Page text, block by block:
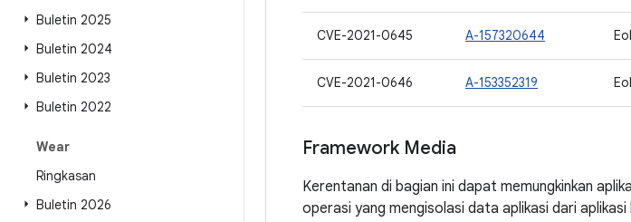
Buletin 2025
Buletin 2024
Buletin 2023
Buletin 2022
Wear
Ringkasan
Buletin 2026
CVE-2021-0645 A-157320644
CVE-2021-0646 A-153352319
Framework Media
Kerentanan di bagian ini dapat memungkinkan
operasi yang mengisolasi data aplikasi dari aplikasi